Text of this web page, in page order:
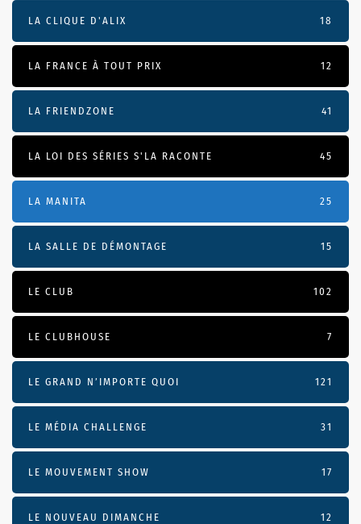
LA CLIQUE D'ALIX 18
LA FRANCE À TOUT PRIX 12
LA FRIENDZONE 41
LA LOI DES SÉRIES S'LA RACONTE 45
LA MANITA 25
LA SALLE DE DÉMONTAGE 15
LE CLUB 102
LE CLUBHOUSE 7
LE GRAND N’IMPORTE QUOI 121
LE MÉDIA CHALLENGE 31
LE MOUVEMENT SHOW 17
LE NOUVEAU DIMANCHE 12